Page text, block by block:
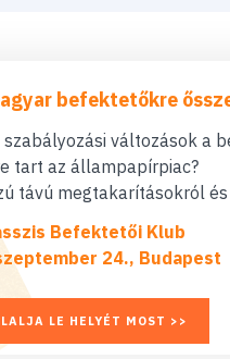
befektetőkre
változások a
tart az állampapírpiac?
távú megtakarításokról
Befektetői Klub
24., Budapest
LE HELYÉT MOST >>